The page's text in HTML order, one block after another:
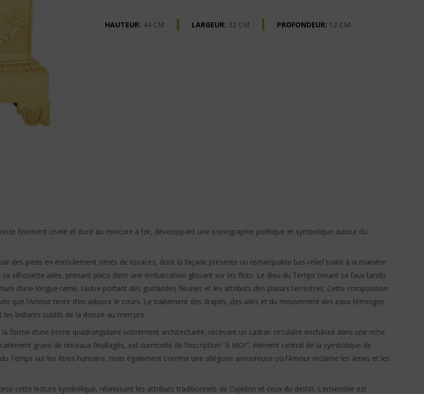
HAUTEUR: 44 CM LARGEUR: 32 CM PROFONDEUR: 12 CM
finement ciselé et doré au mercure à l’or, développant une iconographie poétique et symbolique autour du
des pieds en enroulement ornés de rosaces, dont la façade présente un remarquable bas-relief traité à la manière
silhouette ailée, prenant place dans une embarcation glissant sur les flots. Le dieu du Temps tenant sa faux tandis
d’une longue rame, l’autre portant des guirlandes fleuries et les attributs des plaisirs terrestres. Cette composition
que l’Amour tente d’en adoucir le cours. Le traitement des drapés, des ailes et du mouvement des eaux témoigne
les brillants subtils de la dorure au mercure.
forme d’une borne quadrangulaire sobrement architecturée, recevant un cadran circulaire enchâssé dans une riche
gravé de rinceaux feuillagés, est surmonté de l’inscription “À MOI”, élément central de la symbolique de
Temps sur les êtres humains, mais également comme une allégorie amoureuse où l’Amour réclame les âmes et les
cette lecture symbolique, réunissant les attributs traditionnels de Cupidon et ceux du destin. L’ensemble est